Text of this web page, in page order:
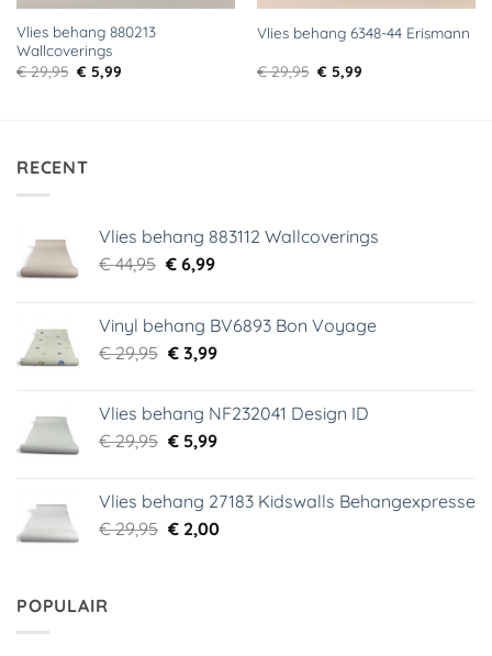
Vlies behang 880213
Wallcoverings
€29,95 Oorspronkelijke
prijs
€ 5,99Huidige
Vlies behang 6348-44 Erismann
€29,95 Oorspronkelijke
prijs
€ 5,99Huidige
RECENT
Vlies behang 883112 Wallcoverings
€44,95 Oorspronkelijke
€ 44,95.
€6,99Huidige
€ 6,99.
Vinyl behang BV6893 Bon Voyage
€29,95 Oorspronkelijke
€ 29,95.
€3,99Huidige
€ 3,99.
Vlies behang NF232041 Design ID
€29,95 Oorspronkelijke
€ 29,95.
€5,99Huidige
€ 5,99.
Vlies behang 27183 Kidswalls Behangexpresse
€29,95 Oorspronkelijke
€2,00Huidige
POPULAIR